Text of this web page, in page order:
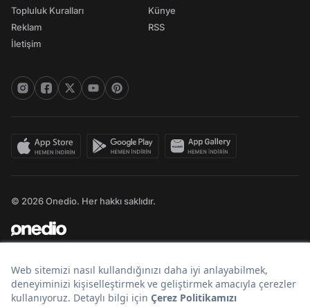
Topluluk Kuralları
Reklam
İletişim
Künye
RSS
© 2026 Onedio. Her hakkı saklıdır.
Bir markasıdır.